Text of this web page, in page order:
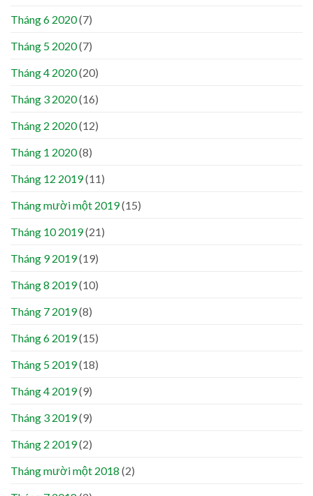
Tháng 6 2020(7)
Tháng 5 2020(7)
Tháng 4 2020(20)
Tháng 3 2020(16)
Tháng 2 2020(12)
Tháng 1 2020(8)
Tháng 12 2019(11)
Tháng mười một 2019(15)
Tháng 10 2019(21)
Tháng 9 2019(19)
Tháng 8 2019(10)
Tháng 7 2019(8)
Tháng 6 2019(15)
Tháng 5 2019(18)
Tháng 4 2019(9)
Tháng 3 2019(9)
Tháng 2 2019(2)
Tháng mười một 2018 (2)